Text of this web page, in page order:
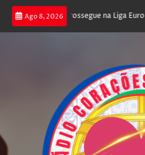
Ago 8, 2026
joga poker e prossegue na Liga Europa